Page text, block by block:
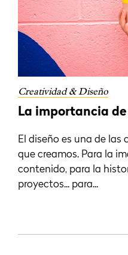
Creatividad & Diseño
La importancia
El diseño es una de las
que creamos. Para la
contenido, para la
proyectos... para...